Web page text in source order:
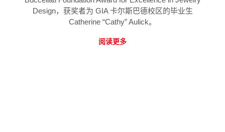
Design，获奖者为 GIA 卡尔斯巴德校区的毕业生
Catherine “Cathy” Aulick。
阅读更多